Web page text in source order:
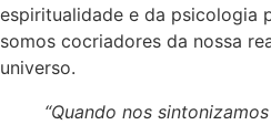
espiritualidade e da psicologia
somos cocriadores da nossa
universo.
“Quando nos